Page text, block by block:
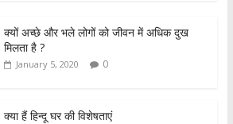
itt
er
ar
e
क्यों अच्छे और भले लोगों को जीवन में अधिक दुख
मिलता है ?
January 5, 2020 0
क्या हैं हिन्दू घर की विशेषताएं